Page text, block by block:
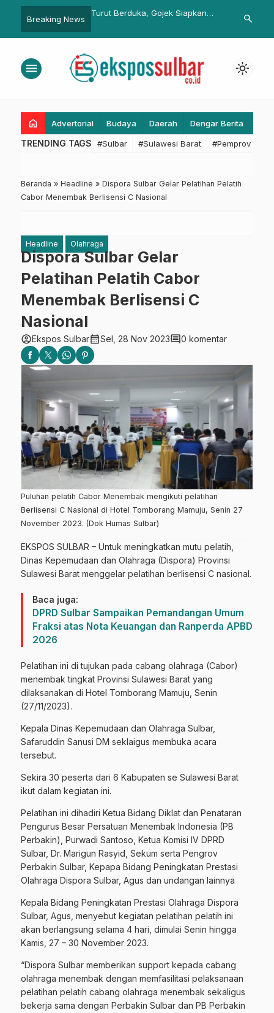
Breaking News
Ojol Terlindas Rantis
Dinsos Sulbar Pakai Sistem Desil:
Kelompok Miskin dan Rentan
Hadirkan
Air Bersih
search
menu light_mode
home Advertorial Budaya Daerah Dengar Berita
TRENDING TAGS #Sulbar #Sulawesi Barat #Pemprov
Beranda » Headline » Dispora Sulbar Gelar Pelatihan Pelatih
Cabor Menembak Berlisensi C Nasional
Headline Olahraga
Dispora Sulbar Gelar
Pelatihan Pelatih Cabor
Menembak Berlisensi C
Nasional
account_circleEkspos Sulbarcalendar_monthSel, 28 Nov 2023comment0 komentar
Puluhan pelatih Cabor Menembak mengikuti pelatihan
Berlisensi C Nasional di Hotel Tomborang Mamuju, Senin 27
November 2023. (Dok Humas Sulbar)
EKSPOS SULBAR – Untuk meningkatkan mutu pelatih,
Dinas Kepemudaan dan Olahraga (Dispora) Provinsi
Sulawesi Barat menggelar pelatihan berlisensi C nasional.
Baca juga:
DPRD Sulbar Sampaikan Pemandangan Umum
Fraksi atas Nota Keuangan dan Ranperda APBD
2026
Pelatihan ini di tujukan pada cabang olahraga (Cabor)
menembak tingkat Provinsi Sulawesi Barat yang
dilaksanakan di Hotel Tomborang Mamuju, Senin
(27/11/2023).
Kepala Dinas Kepemudaan dan Olahraga Sulbar,
Safaruddin Sanusi DM seklaigus membuka acara
tersebut.
Sekira 30 peserta dari 6 Kabupaten se Sulawesi Barat
ikut dalam kegiatan ini.
Pelatihan ini dihadiri Ketua Bidang Diklat dan Penataran
Pengurus Besar Persatuan Menembak Indonesia (PB
Perbakin), Purwadi Santoso, Ketua Komisi IV DPRD
Sulbar, Dr. Marigun Rasyid, Sekum serta Pengrov
Perbakin Sulbar, Kepapa Bidang Peningkatan Prestasi
Olahraga Dispora Sulbar, Agus dan undangan lainnya
Kepala Bidang Peningkatan Prestasi Olahraga Dispora
Sulbar, Agus, menyebut kegiatan pelatihan pelatih ini
akan berlangsung selama 4 hari, dimulai Senin hingga
Kamis, 27 – 30 November 2023.
“Dispora Sulbar memberikan support kepada cabang
olahraga menembak dengan memfasilitasi pelaksanaan
pelatihan pelatih cabang olahraga menembak sekaligus
bekerja sama dengan Perbakin Sulbar dan PB Perbakin